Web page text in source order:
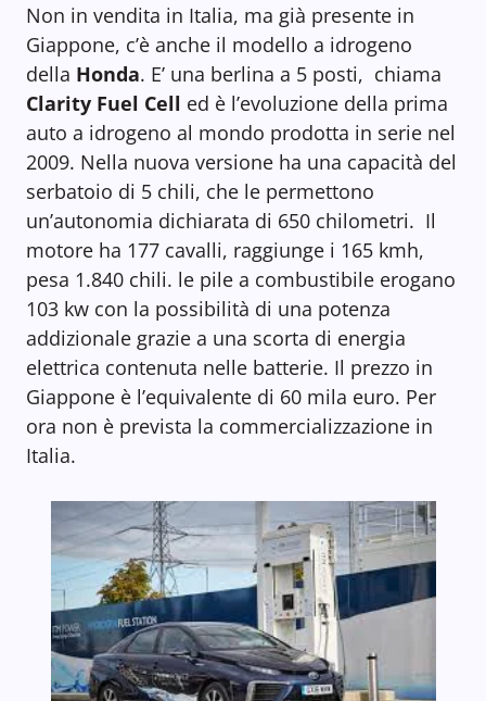
Non in vendita in Italia, ma già presente in
Giappone, c’è anche il modello a idrogeno
della Honda. E’ una berlina a 5 posti, chiama
Clarity Fuel Cell ed è l’evoluzione della prima
auto a idrogeno al mondo prodotta in serie nel
2009. Nella nuova versione ha una capacità del
serbatoio di 5 chili, che le permettono
un’autonomia dichiarata di 650 chilometri. Il
motore ha 177 cavalli, raggiunge i 165 kmh,
pesa 1.840 chili. le pile a combustibile erogano
103 kw con la possibilità di una potenza
addizionale grazie a una scorta di energia
elettrica contenuta nelle batterie. Il prezzo in
Giappone è l’equivalente di 60 mila euro. Per
ora non è prevista la commercializzazione in
Italia.